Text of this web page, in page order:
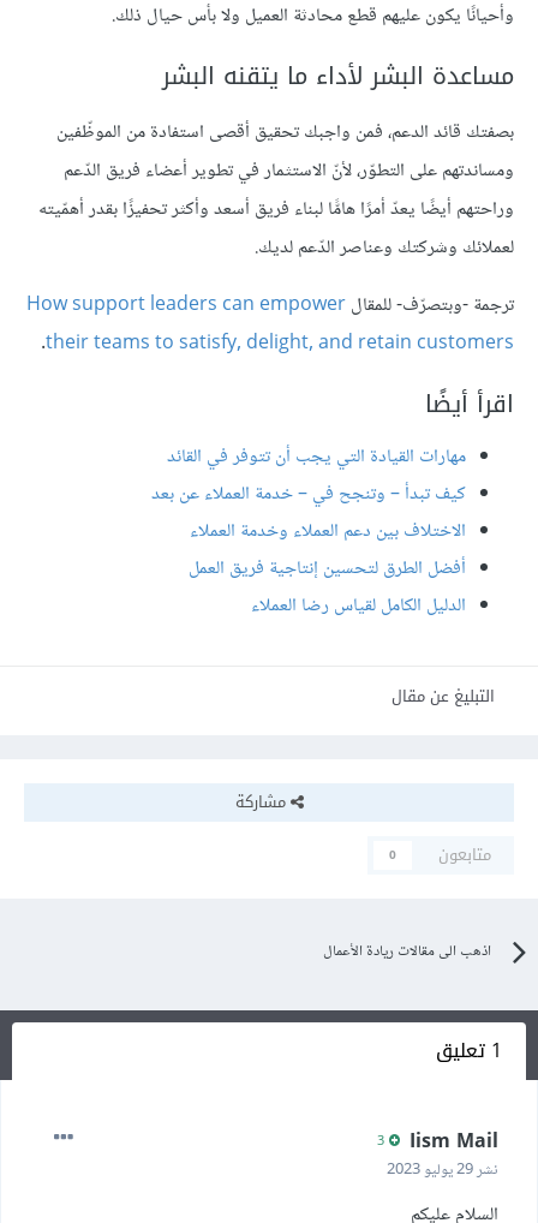
وأحيانًا يكون عليهم قطع محادثة العميل ولا بأس حيال ذلك.
مساعدة البشر لأداء ما يتقنه البشر
بصفتك قائد الدعم، فمن واجبك تحقيق أقصى استفادة من الموظّفين
ومساندتهم على التطوّر، لأنّ الاستثمار في تطوير أعضاء فريق الدّعم
وراحتهم أيضًا يعدّ أمرًا هامًّا لبناء فريق أسعد وأكثر تحفيزًا بقدر أهمّيته
لعملائك وشركتك وعناصر الدّعم لديك.
ترجمة -وبتصرّف- للمقالHow support leaders can empower
their teams to satisfy, delight, and retain customers
.
اقرأ أيضًا
مهارات القيادة التي يجب أن تتوفر في القائد
كيف تبدأ – وتنجح في – خدمة العملاء عن بعد
الاختلاف بين دعم العملاء وخدمة العملاء
أفضل الطرق لتحسين إنتاجية فريق العمل
الدليل الكامل لقياس رضا العملاء
التبليغ عن مقال
مشاركة
متابعون
0
اذهب الى مقالات ريادة الأعمال
1 تعليق
Iism Mail
نشر29 يوليو 2023
السلام عليكم